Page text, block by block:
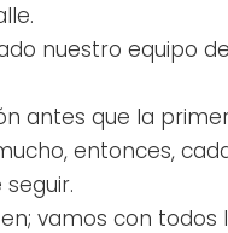
nuestro equipo
antes que la
entonces,
vamos con